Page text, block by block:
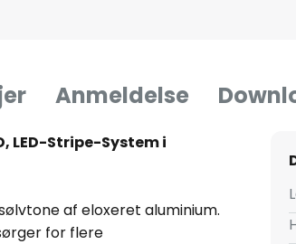
Anmeldelse
LED-Stripe-System i
af eloxeret aluminium.
for flere